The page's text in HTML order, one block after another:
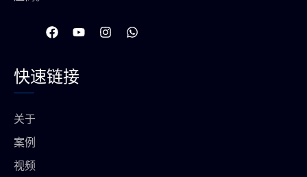
在
F
e
b
Y
o
u
b
I
n
W
h
快速链接
关于
案例
视频